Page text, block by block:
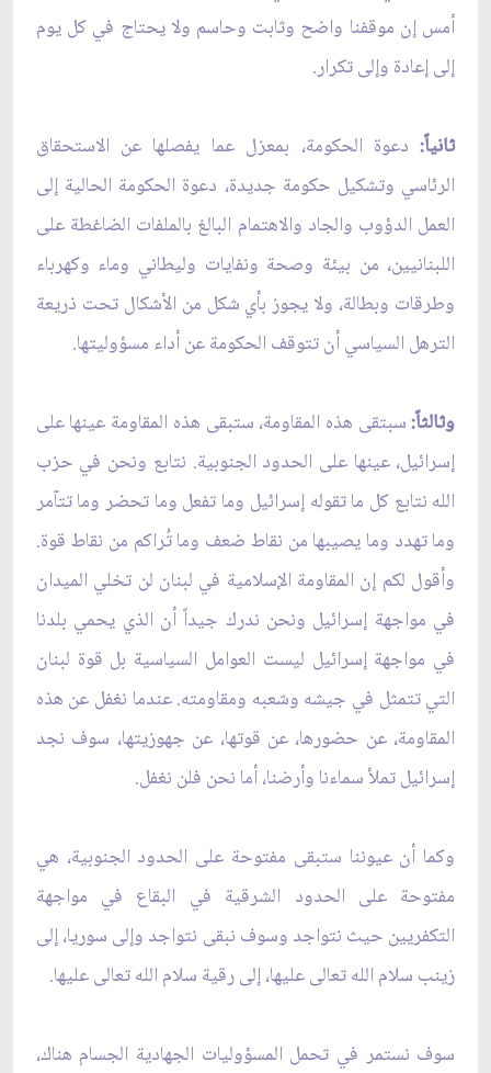
أمس إن موقفنا واضح وثابت وحاسم ولا يحتاج في كل يوم
إلى إعادة وإلى تكرار.
ثانياً: دعوة الحكومة، بمعزل عما يفصلها عن الاستحقاق
الرئاسي وتشكيل حكومة جديدة، دعوة الحكومة الحالية إلى
العمل الدؤوب والجاد والاهتمام البالغ بالملفات الضاغطة على
اللبنانيين، من بيئة وصحة ونفايات وليطاني وماء وكهرباء
وطرقات وبطالة، ولا يجوز بأي شكل من الأشكال تحت ذريعة
الترهل السياسي أن تتوقف الحكومة عن أداء مسؤوليتها.
وثالثاً:سبتقى هذه المقاومة، ستبقى هذه المقاومة عينها على
إسرائيل، عينها على الحدود الجنوبية. نتابع ونحن في حزب
الله نتابع كل ما تقوله إسرائيل وما تفعل وما تحضر وما تتآمر
وما تهدد وما يصيبها من نقاط ضعف وما تُراكم من نقاط قوة.
وأقول لكم إن المقاومة الإسلامية في لبنان لن تخلي الميدان
في مواجهة إسرائيل ونحن ندرك جيداً أن الذي يحمي بلدنا
في مواجهة إسرائيل ليست العوامل السياسية بل قوة لبنان
التي تتمثل في جيشه وشعبه ومقاومته. عندما نغفل عن هذه
المقاومة، عن حضورها، عن قوتها، عن جهوزيتها، سوف نجد
إسرائيل تملأ سماءنا وأرضنا، أما نحن فلن نغفل.
وكما أن عيوننا ستبقى مفتوحة على الحدود الجنوبية، هي
مفتوحة على الحدود الشرقية في البقاع في مواجهة
التكفريين حيث نتواجد وسوف نبقى نتواجد وإلى سوريا، إلى
زينب سلام الله تعالى عليها، إلى رقية سلام الله تعالى عليها.
سوف نستمر في تحمل المسؤوليات الجهادية الجسام هناك،